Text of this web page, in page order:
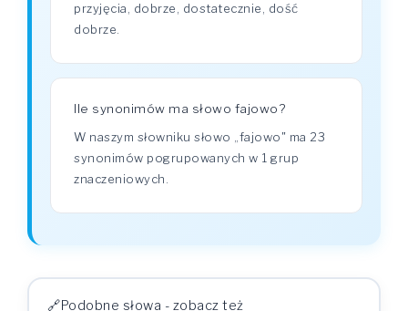
przyjęcia, dobrze, dostatecznie, dość
dobrze.
Ile synonimów ma słowo fajowo?
W naszym słowniku słowo „fajowo" ma 23
synonimów pogrupowanych w 1 grup
znaczeniowych.
Podobne słowa - zobacz też